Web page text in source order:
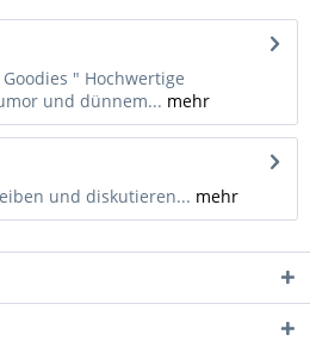
" Hochwertige
und dünnem... mehr
und diskutieren... mehr